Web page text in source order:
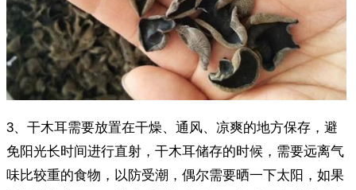
3、干木耳需要放置在干燥、通风、凉爽的地方保存，避
免阳光长时间进行直射，干木耳储存的时候，需要远离气
味比较重的食物，以防受潮，偶尔需要晒一下太阳，如果